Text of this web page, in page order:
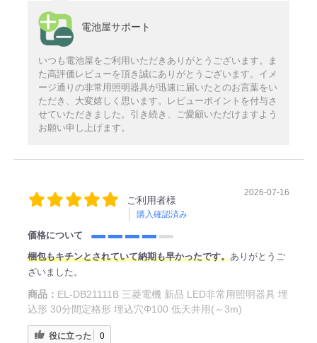
電池屋サポート
いつも電池屋をご利用いただきありがとうございます。ま
た高評価レビューを頂き誠にありがとうございます。イメ
ージ通りの非常用照明器具が迅速に届いたとのお言葉をい
ただき、大変嬉しく思います。レビューポイントを付与さ
せていただきました。引き続き、ご愛顧いただけますよう
お願い申し上げます。
ご利用者様
購入確認済み
2026-07-16
価格について
梱包もキチンとされていて納期も早かったです。ありがとうご
ざいました。
商品： EL-DB21111B 三菱電機 新品 LED非常用照明器具 埋
込形 30分間定格形 埋込穴Φ100 低天井用(～3m)
役に立った 0